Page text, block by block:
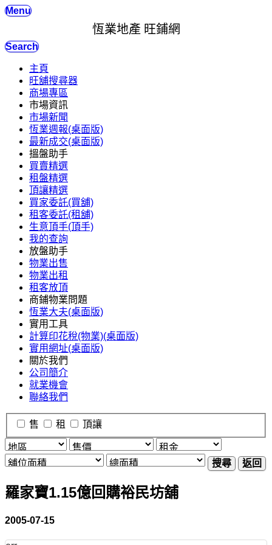
Menu
恆業地產 旺鋪網
Search
主頁
旺舖搜尋器
商場專區
市場資訊
市場新聞
恆業週報(桌面版)
最新成交(桌面版)
搵盤助手
買賣精選
租盤精選
頂讓精選
買家委託(買舖)
租客委託(租舖)
生意頂手(頂手)
我的查詢
放盤助手
物業出售
物業出租
租客放頂
商鋪物業問題
恆業大夫(桌面版)
實用工具
計算印花稅(物業)(桌面版)
實用網址(桌面版)
關於我們
公司簡介
就業機會
聯絡我們
售 租 頂讓
搜尋 返回
羅家寶1.15億回購裕民坊舖
2005-07-15